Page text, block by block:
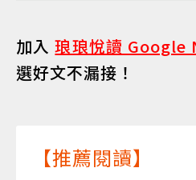
加入琅琅悅讀
選好文不漏接！
【推薦閱讀】